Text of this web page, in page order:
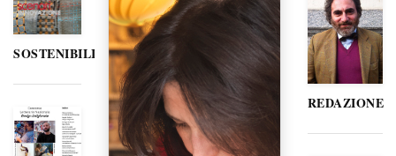
SOSTENIBILITÀ
REDAZIONE